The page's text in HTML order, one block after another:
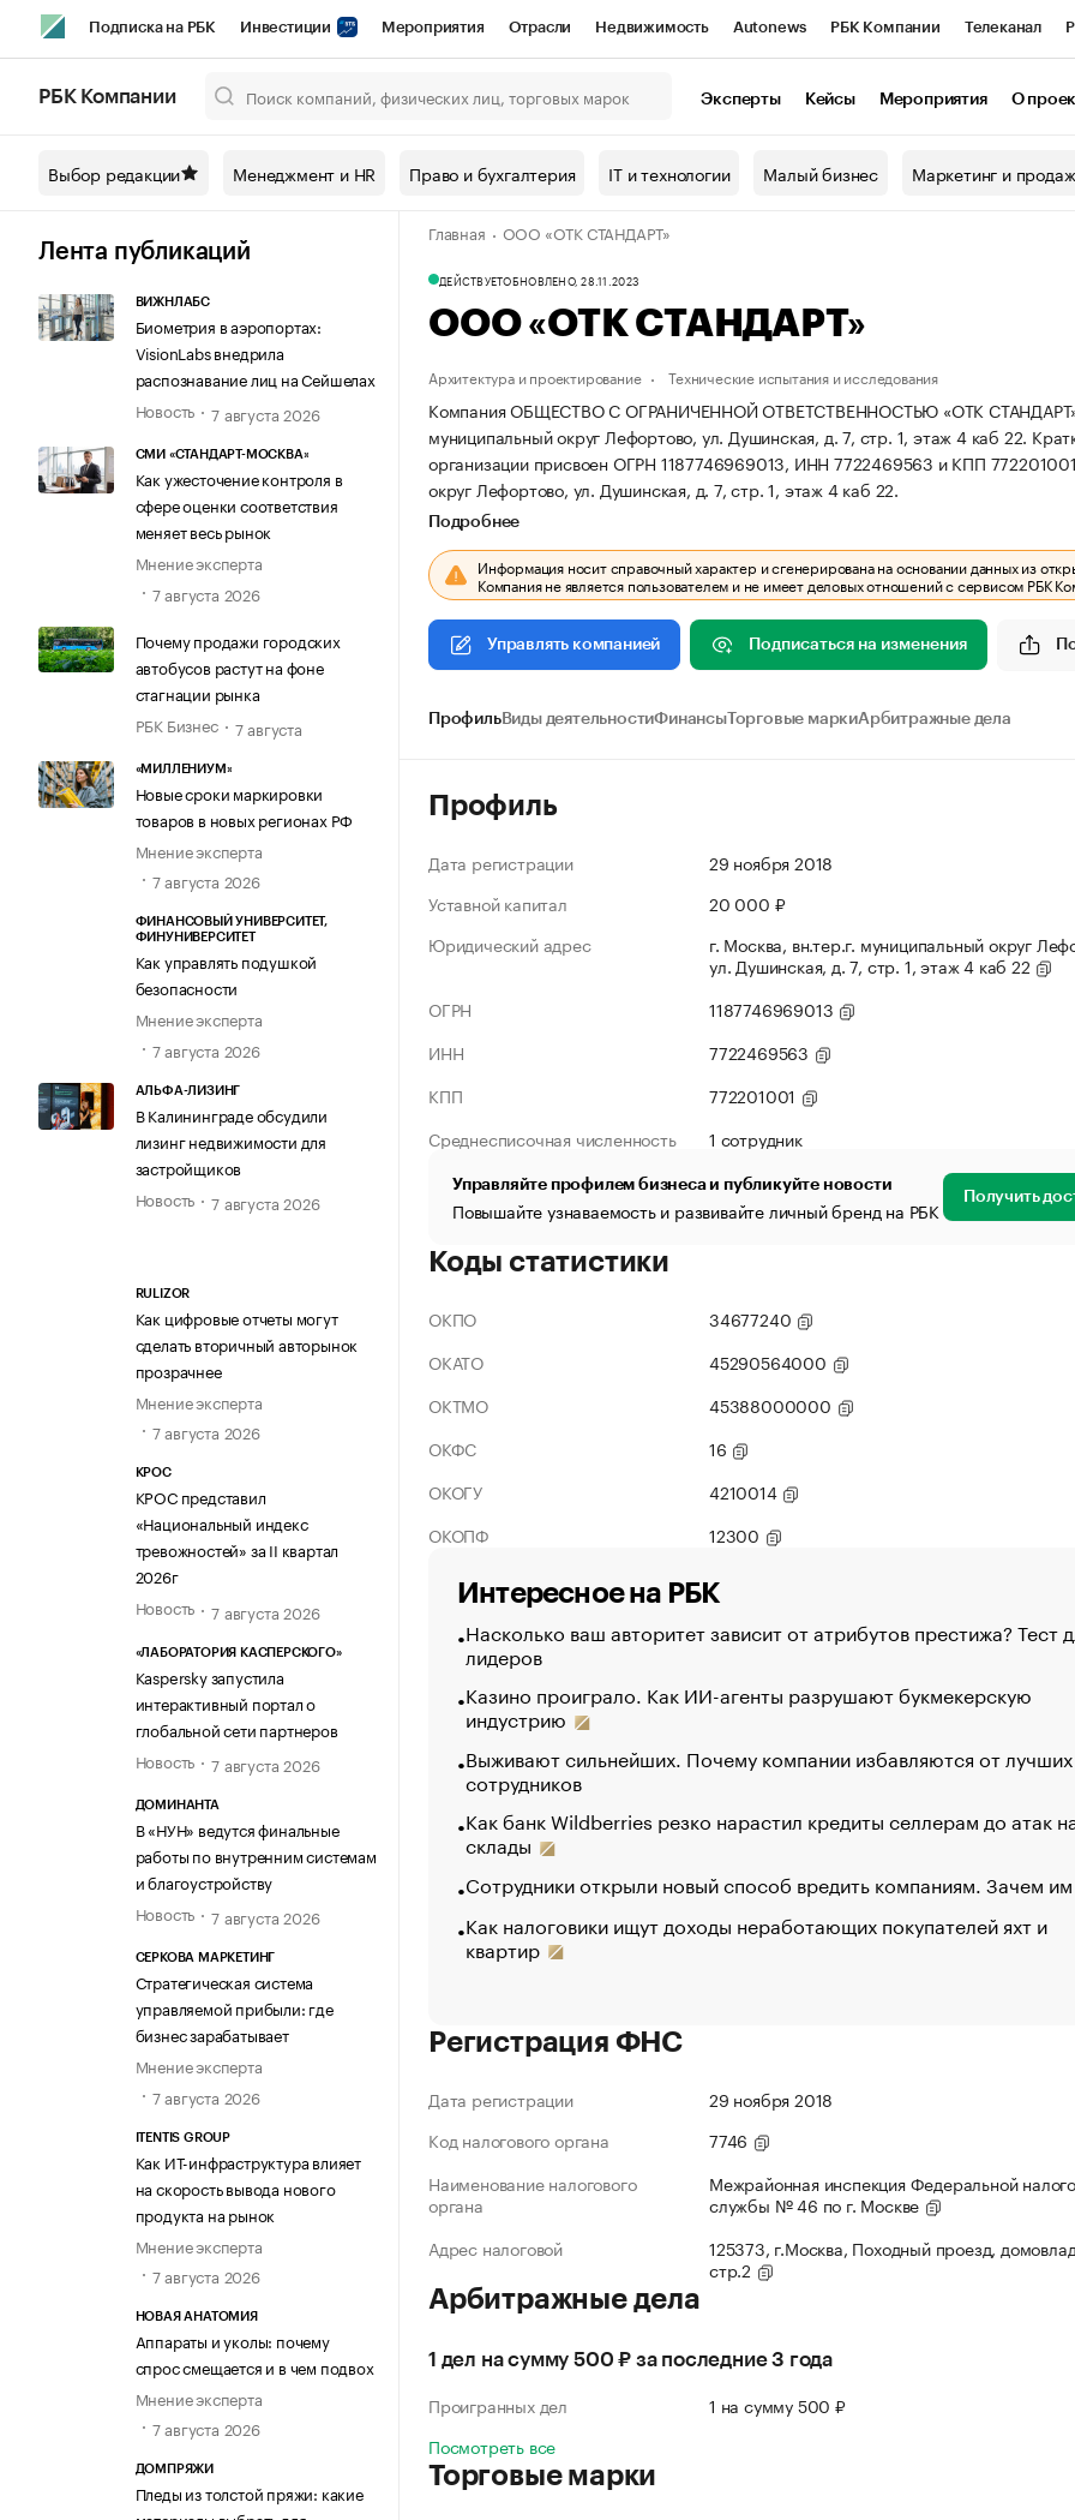
Подписка на РБК Инвестиции Мероприятия Отрасли Недвижимость Autonews РБК Компании Телеканал
Спецпроекты СПб Конференции СПб Спецпроекты Проверка контрагентов
Технологии и медиа Рынок наличной валюты
РБК Компании Эксперты Кейсы Мероприятия О
Выбор редакции Менеджмент и HR Право и бухгалтерия IT и технологии Малый бизнес Маркетинг и
Лента публикаций
ВИЖНЛАБС
Биометрия в аэропортах:
VisionLabs внедрила
распознавание лиц на Сейшелах
Новость
7 августа 2026
СМИ «СТАНДАРТ-МОСКВА»
Как ужесточение контроля в
сфере оценки соответствия
меняет весь рынок
Мнение эксперта
7 августа 2026
Почему продажи городских
автобусов растут на фоне
стагнации рынка
РБК Бизнес
7 августа
«МИЛЛЕНИУМ»
Новые сроки маркировки
товаров в новых регионах РФ
Мнение эксперта
7 августа 2026
ФИНАНСОВЫЙ УНИВЕРСИТЕТ,
ФИНУНИВЕРСИТЕТ
Как управлять подушкой
безопасности
Мнение эксперта
7 августа 2026
АЛЬФА-ЛИЗИНГ
В Калининграде обсудили
лизинг недвижимости для
застройщиков
Новость
7 августа 2026
RULIZOR
Как цифровые отчеты могут
сделать вторичный авторынок
прозрачнее
Мнение эксперта
7 августа 2026
КРОС
КРОС представил
«Национальный индекс
тревожностей» за II квартал
2026г
Новость
7 августа 2026
«ЛАБОРАТОРИЯ КАСПЕРСКОГО»
Kaspersky запустила
интерактивный портал о
глобальной сети партнеров
Новость
7 августа 2026
ДОМИНАНТА
В «НУН» ведутся финальные
работы по внутренним системам
и благоустройству
Новость
7 августа 2026
СЕРКОВА МАРКЕТИНГ
Стратегическая система
управляемой прибыли: где
бизнес зарабатывает
Мнение эксперта
7 августа 2026
ITENTIS GROUP
Как ИТ-инфраструктура влияет
на скорость вывода нового
продукта на рынок
Мнение эксперта
7 августа 2026
НОВАЯ АНАТОМИЯ
Аппараты и уколы: почему
спрос смещается и в чем подвох
Мнение эксперта
7 августа 2026
ДОМПРЯЖИ
Пледы из толстой пряжи: какие
Главная ООО «ОТК СТАНДАРТ»
ДЕЙСТВУЕТОБНОВЛЕНО, 28.11.2023
ООО «ОТК СТАНДАРТ»
Архитектура и проектирование Технические испытания и исследования
Компания ОБЩЕСТВО С ОГРАНИЧЕННОЙ ОТВЕТСТВЕННОСТЬЮ «ОТК СТАНДАРТ»
муниципальный округ Лефортово, ул. Душинская, д. 7, стр. 1, этаж 4 каб 22.
организации присвоен ОГРН 1187746969013, ИНН 7722469563 и КПП
округ Лефортово, ул. Душинская, д. 7, стр. 1, этаж 4 каб 22.
Подробнее
Информация носит справочный характер и сгенерирована на основании данных из
Компания не является пользователем и не имеет деловых отношений с сервисом РБК
Управлять компанией Подписаться на изменения
ПрофильВиды деятельностиФинансыТорговые маркиАрбитражные дела
Профиль
Дата регистрации
29 ноября 2018
Уставной капитал
20 000 ₽
Юридический адрес
г. Москва, вн.тер.г. муниципальный округ
ул. Душинская, д. 7, стр. 1, этаж 4 каб 22
ОГРН
1187746969013
ИНН
7722469563
КПП
772201001
Среднесписочная численность
1 сотрудник
Управляйте профилем бизнеса и публикуйте новости
Повышайте узнаваемость и развивайте личный бренд на РБК Получить
Коды статистики
ОКПО
34677240
ОКАТО
45290564000
ОКТМО
45388000000
ОКФС
16
ОКОГУ
4210014
ОКОПФ
12300
Интересное на РБК
Насколько ваш авторитет зависит от атрибутов престижа? Тест
лидеров
Казино проиграло. Как ИИ-агенты разрушают букмекерскую
индустрию
Выживают сильнейших. Почему компании избавляются от лучших
сотрудников
Как банк Wildberries резко нарастил кредиты селлерам до атак
склады
Сотрудники открыли новый способ вредить компаниям. Зачем
Как налоговики ищут доходы неработающих покупателей яхт и
квартир
Регистрация ФНС
Дата регистрации
29 ноября 2018
Код налогового органа
7746
Наименование налогового
органа
Межрайонная инспекция Федеральной
службы № 46 по г. Москве
Адрес налоговой
125373, г.Москва, Походный проезд,
стр.2
Арбитражные дела
1 дел на сумму 500 ₽ за последние 3 года
Проигранных дел
1 на сумму 500 ₽
Посмотреть все
Торговые марки